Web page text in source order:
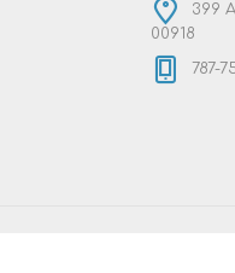
399
00918
787-